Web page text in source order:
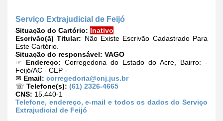
Serviço Extrajudicial de Feijó
Situação do Cartório: Inativo
Escrivão(ã) Titular: Não Existe Escrivão Cadastrado Para
Este Cartório.
Situação do responsável: VAGO
☞ Endereço: Corregedoria do Estado do Acre, Bairro: -
Feijó/AC - CEP -
✉ Email: corregedoria@cnj.jus.br
☏ Telefone(s): (61) 2326-4665
CNS: 15.440-1
Telefone, endereço, e-mail e todos os dados do Serviço
Extrajudicial de Feijó